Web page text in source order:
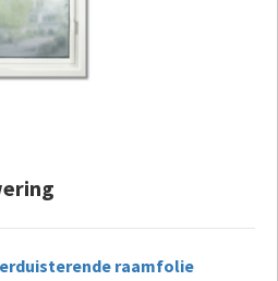
raamfolie